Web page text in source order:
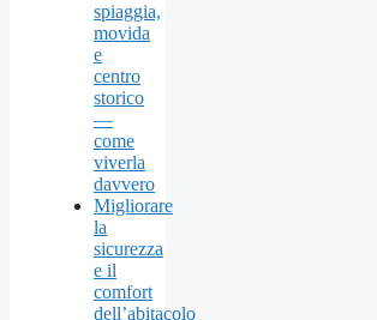
spiaggia,
movida
e
centro
storico
—
come
viverla
davvero
Migliorare
la
sicurezza
e il
comfort
dell’abitacolo